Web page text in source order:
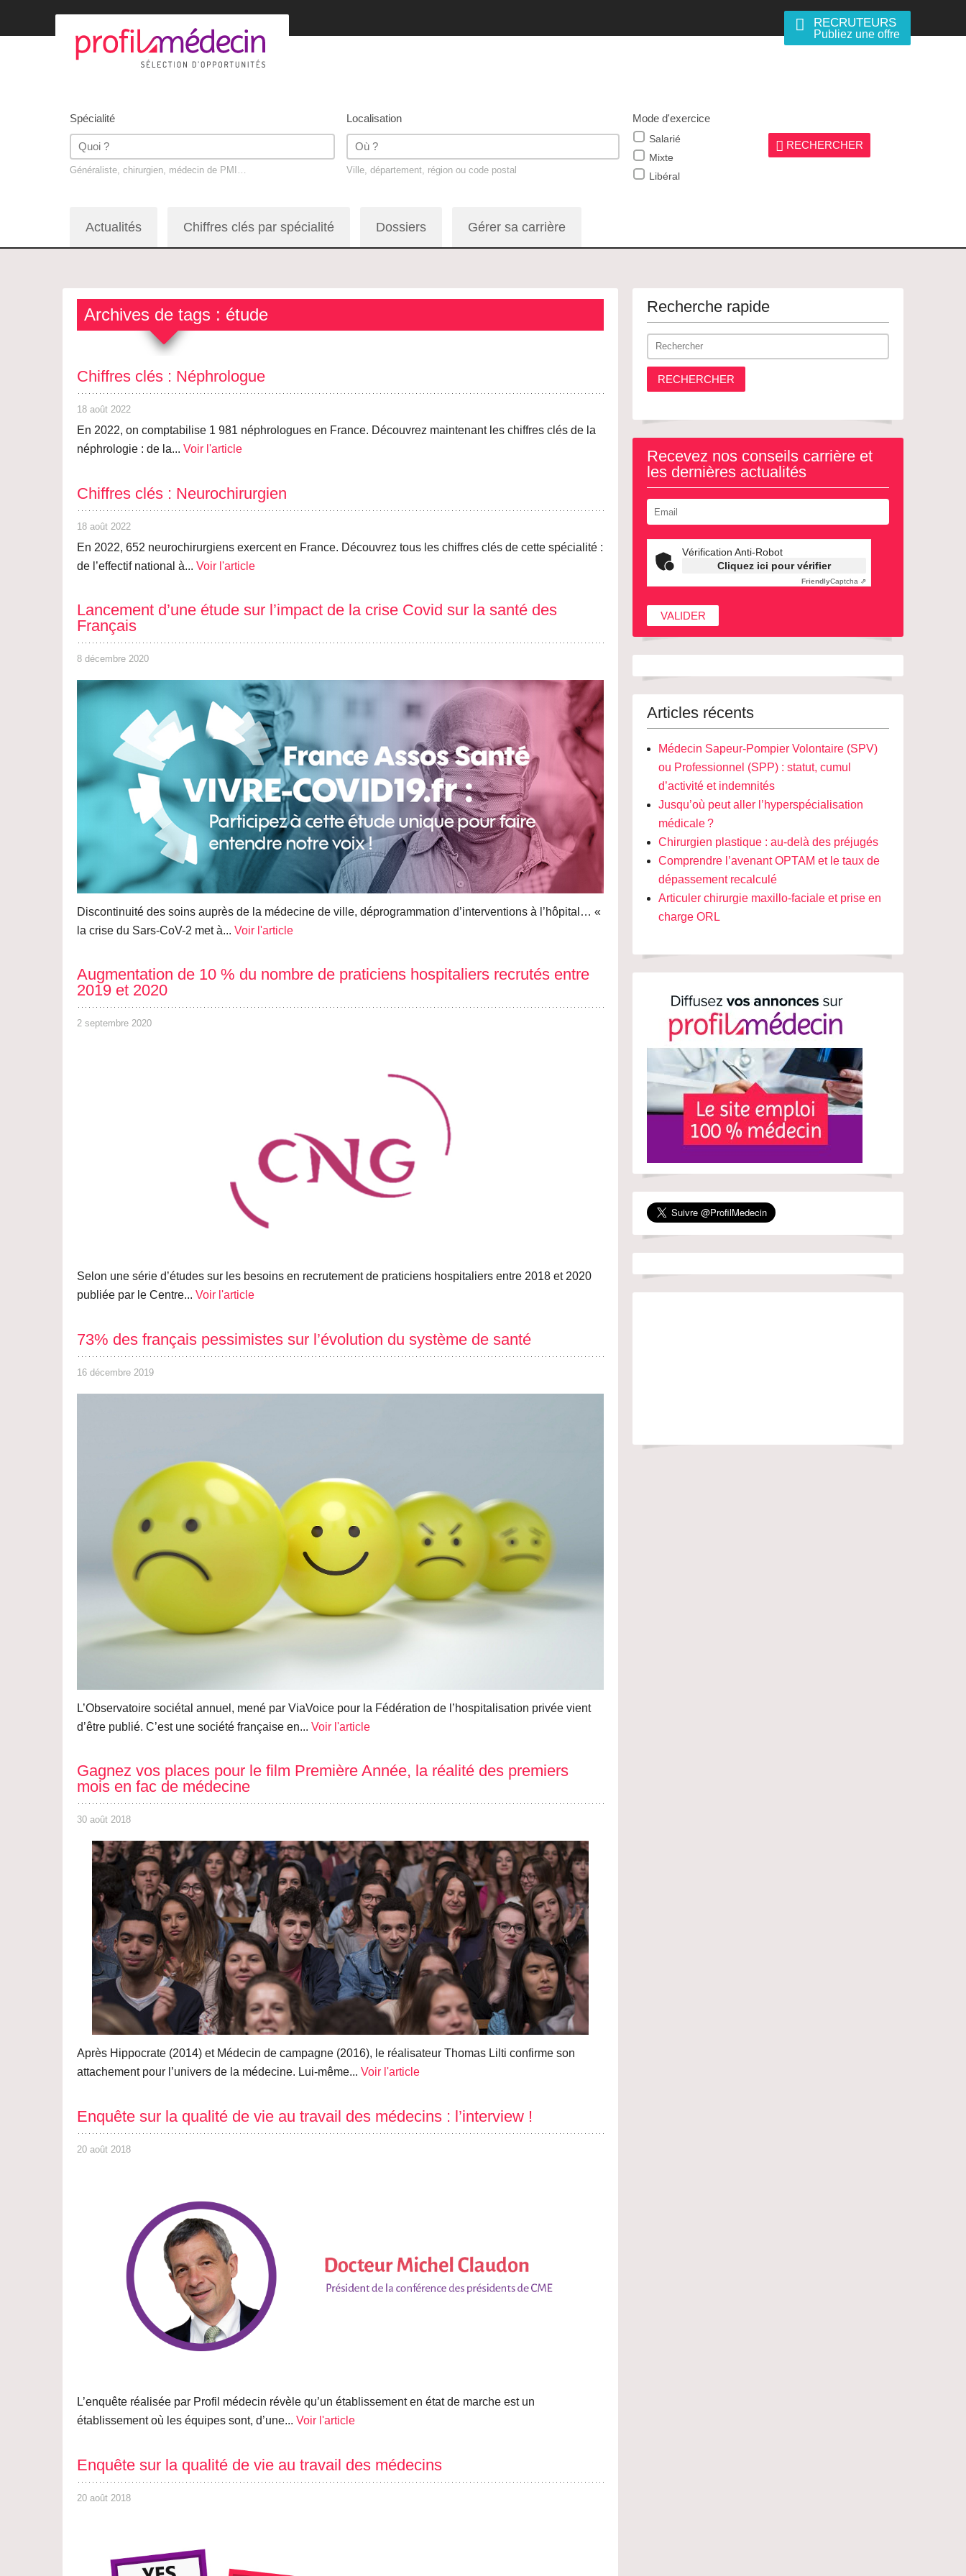
RECRUTEURS
Publiez une offre
Spécialité
Généraliste, chirurgien, médecin de PMI…
Localisation
Ville, département, région ou code postal
Mode d'exercice
Salarié
Mixte
Libéral
RECHERCHER
Actualités Chiffres clés par spécialité Dossiers Gérer sa carrière
Archives de tags : étude
Chiffres clés : Néphrologue
18 août 2022
En 2022, on comptabilise 1 981 néphrologues en France. Découvrez maintenant les chiffres clés de la
néphrologie : de la... Voir l'article
Chiffres clés : Neurochirurgien
18 août 2022
En 2022, 652 neurochirurgiens exercent en France. Découvrez tous les chiffres clés de cette spécialité :
de l’effectif national à... Voir l'article
Lancement d’une étude sur l’impact de la crise Covid sur la santé des
Français
8 décembre 2020
Discontinuité des soins auprès de la médecine de ville, déprogrammation d’interventions à l’hôpital… «
la crise du Sars-CoV-2 met à... Voir l'article
Augmentation de 10 % du nombre de praticiens hospitaliers recrutés entre
2019 et 2020
2 septembre 2020
Selon une série d’études sur les besoins en recrutement de praticiens hospitaliers entre 2018 et 2020
publiée par le Centre... Voir l'article
73% des français pessimistes sur l’évolution du système de santé
16 décembre 2019
L’Observatoire sociétal annuel, mené par ViaVoice pour la Fédération de l’hospitalisation privée vient
d’être publié. C’est une société française en... Voir l'article
Gagnez vos places pour le film Première Année, la réalité des premiers
mois en fac de médecine
30 août 2018
Après Hippocrate (2014) et Médecin de campagne (2016), le réalisateur Thomas Lilti confirme son
attachement pour l’univers de la médecine. Lui-même... Voir l'article
Enquête sur la qualité de vie au travail des médecins : l’interview !
20 août 2018
L’enquête réalisée par Profil médecin révèle qu’un établissement en état de marche est un
établissement où les équipes sont, d’une... Voir l'article
Enquête sur la qualité de vie au travail des médecins
20 août 2018
Recherche rapide
RECHERCHER
Recevez nos conseils carrière et
les dernières actualités
Vérification Anti-Robot
Cliquez ici pour vérifier
FriendlyCaptcha ⇗
Articles récents
Médecin Sapeur-Pompier Volontaire (SPV)
ou Professionnel (SPP) : statut, cumul
d’activité et indemnités
Jusqu’où peut aller l’hyperspécialisation
médicale ?
Chirurgien plastique : au-delà des préjugés
Comprendre l’avenant OPTAM et le taux de
dépassement recalculé
Articuler chirurgie maxillo-faciale et prise en
charge ORL